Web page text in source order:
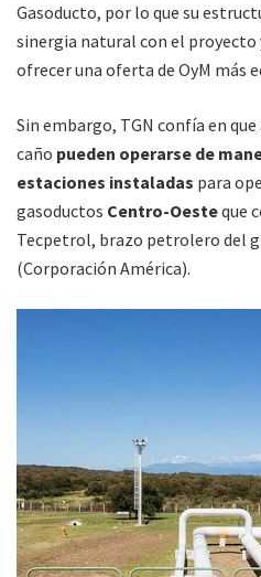
Gasoducto, por lo que su
sinergia natural con el proyecto
ofrecer una oferta de OyM más
Sin embargo, TGN confía en
caño pueden operarse de
estaciones instaladas para
gasoductos Centro-Oesteque
Tecpetrol, brazo petrolero del
(Corporación América).